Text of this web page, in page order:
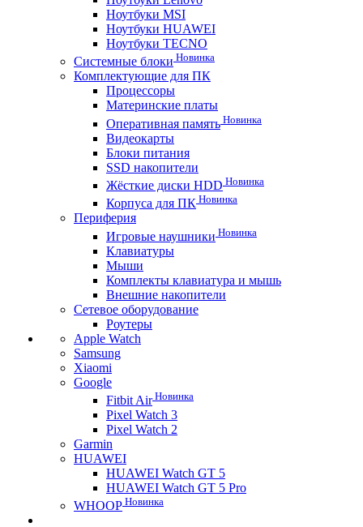
Ноутбуки MSI
Ноутбуки HUAWEI
Ноутбуки TECNO
Системные блоки Новинка
Комплектующие для ПК
Процессоры
Материнские платы
Оперативная память Новинка
Видеокарты
Блоки питания
SSD накопители
Жёсткие диски HDD Новинка
Корпуса для ПК Новинка
Периферия
Игровые наушники Новинка
Клавиатуры
Мыши
Комплекты клавиатура и мышь
Внешние накопители
Сетевое оборудование
Роутеры
Apple Watch
Samsung
Xiaomi
Google
Fitbit AirНовинка
Pixel Watch 3
Pixel Watch 2
Garmin
HUAWEI
HUAWEI Watch GT 5
HUAWEI Watch GT 5 Pro
WHOOP Новинка